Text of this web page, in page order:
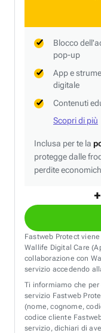
Blocco
pop-up
App e
digitale
Contenuti
Scopri di più
Inclusa per te la
protegge dalle
perdite
Fastweb Protect
Wallife Digital Care
collaborazione con
servizio accedendo
Ti informiamo che
servizio Fastweb
(nome, cognome,
codice cliente
servizio, dichiari di